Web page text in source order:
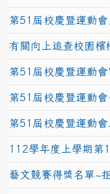
第51屆校慶暨運動
有關向上追查校園檳
第51屆校慶暨運動
第51屆校慶暨運動
第51屆校慶暨運動
112學年度上學期
藝文競賽得獎名單~